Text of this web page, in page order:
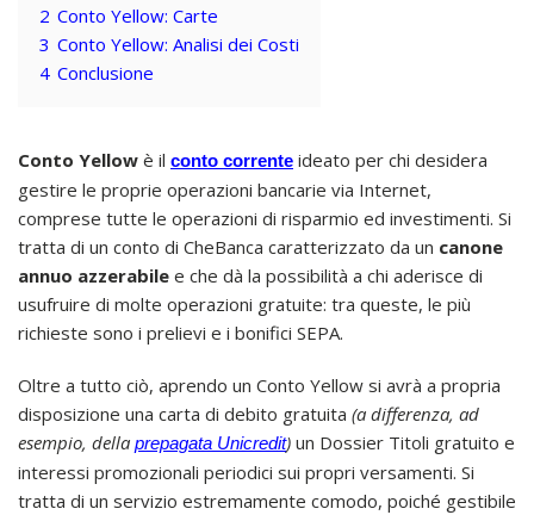
2 Conto Yellow: Carte
3 Conto Yellow: Analisi dei Costi
4 Conclusione
Conto Yellow è il conto corrente ideato per chi desidera
gestire le proprie operazioni bancarie via Internet,
comprese tutte le operazioni di risparmio ed investimenti. Si
tratta di un conto di CheBanca caratterizzato da un canone
annuo azzerabile e che dà la possibilità a chi aderisce di
usufruire di molte operazioni gratuite: tra queste, le più
richieste sono i prelievi e i bonifici SEPA.
Oltre a tutto ciò, aprendo un Conto Yellow si avrà a propria
disposizione una carta di debito gratuita (a differenza, ad
esempio, della prepagata Unicredit) un Dossier Titoli gratuito e
interessi promozionali periodici sui propri versamenti. Si
tratta di un servizio estremamente comodo, poiché gestibile